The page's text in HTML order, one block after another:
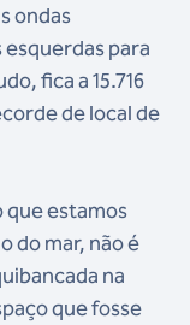
ondas
para
fica a 15.716
de local de
que estamos
do mar, não é
na
que fosse